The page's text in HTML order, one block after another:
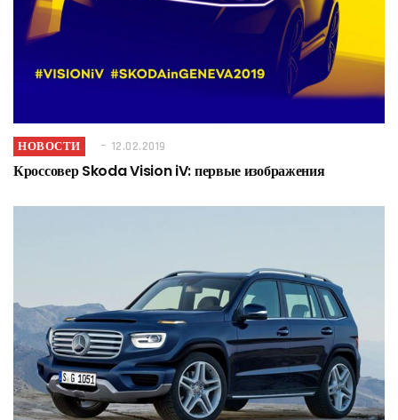
НОВОСТИ 12.02.2019
Кроссовер Skoda Vision iV: первые изображения